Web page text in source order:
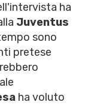
ha
Juventus
sono
pretese
ha voluto